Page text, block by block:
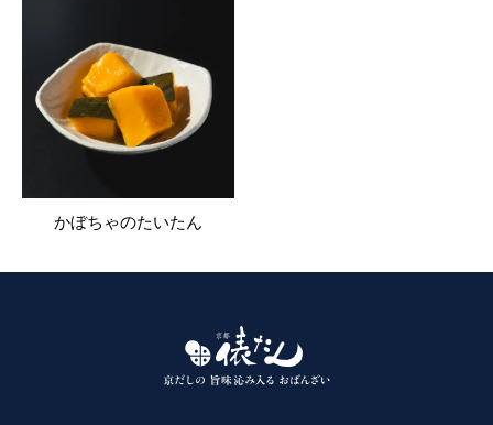
かぼちゃのたいたん